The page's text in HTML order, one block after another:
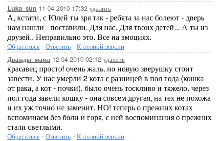
Luka_sun 11-04-2010-17:32 удалить
А, кстати, с Юлей ты зря так - ребята за нас болеют - дверь
нам нашли - поставили. Для нас. Для твоих детей... А ты из
друзей.. Неправильно это. Все на эмоциях.
Обратиться - Ответить - К полной версии
Дважды_мама 12-04-2010-02:12 удалить
красавец просто! очень жаль. но новую зверушку стоит
завести. У нас умерли 2 кота с разницей в пол года (кошка
от рака, а кот - почки). было очень тоскливо и тяжело. через
пол года завели кошку - она совсем другая, на тех не похожа
и их уж точно не заменит. НО! теперь о прежних котах
вспоминаем без боли и горя, с ней воспоминания о прежних
стали светлыми.
Обратиться - Ответить - К полной версии